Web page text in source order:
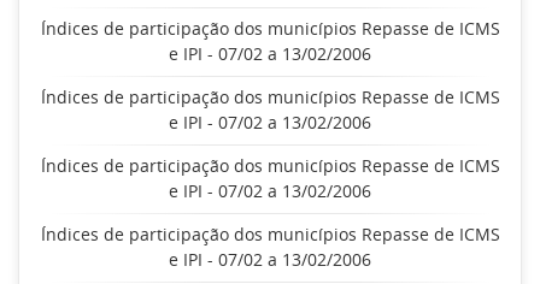
Índices de participação dos municípios Repasse de ICMS
e IPI - 07/02 a 13/02/2006
Índices de participação dos municípios Repasse de ICMS
e IPI - 07/02 a 13/02/2006
Índices de participação dos municípios Repasse de ICMS
e IPI - 07/02 a 13/02/2006
Índices de participação dos municípios Repasse de ICMS
e IPI - 07/02 a 13/02/2006